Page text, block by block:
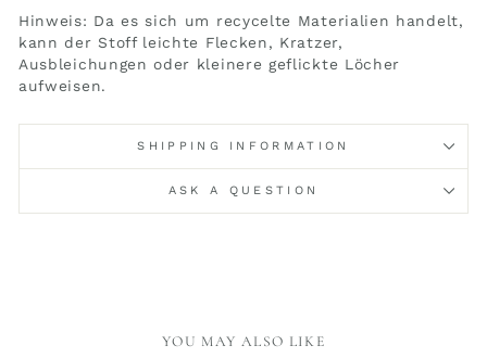
Hinweis: Da es sich um recycelte Materialien handelt,
kann der Stoff leichte Flecken, Kratzer,
Ausbleichungen oder kleinere geflickte Löcher
aufweisen.
SHIPPING INFORMATION
ASK A QUESTION
YOU MAY ALSO LIKE